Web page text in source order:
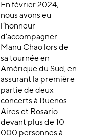
En février 2024,
nous avons eu
l’honneur
d’accompagner
Manu Chao lors de
sa tournée en
Amérique du Sud, en
assurant la première
partie de deux
concerts à Buenos
Aires et Rosario
devant plus de 10
000 personnes à